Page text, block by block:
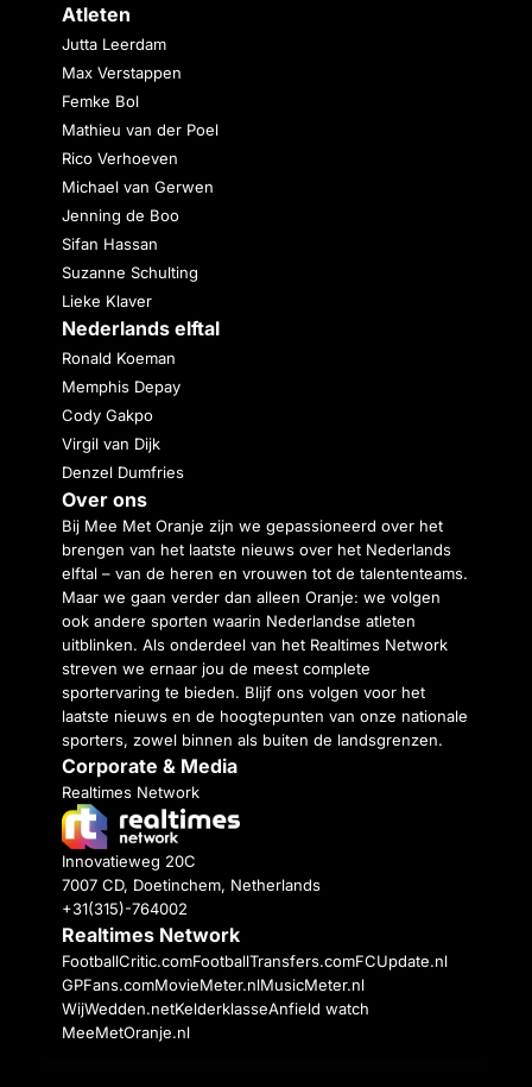
Atleten
Jutta Leerdam
Max Verstappen
Femke Bol
Mathieu van der Poel
Rico Verhoeven
Michael van Gerwen
Jenning de Boo
Sifan Hassan
Suzanne Schulting
Lieke Klaver
Nederlands elftal
Ronald Koeman
Memphis Depay
Cody Gakpo
Virgil van Dijk
Denzel Dumfries
Over ons
Bij Mee Met Oranje zijn we gepassioneerd over het
brengen van het laatste nieuws over het Nederlands
elftal – van de heren en vrouwen tot de talententeams.
Maar we gaan verder dan alleen Oranje: we volgen
ook andere sporten waarin Nederlandse atleten
uitblinken. Als onderdeel van het Realtimes Network
streven we ernaar jou de meest complete
sportervaring te bieden. Blijf ons volgen voor het
laatste nieuws en de hoogtepunten van onze nationale
sporters, zowel binnen als buiten de landsgrenzen.
Corporate & Media
Realtimes Network
Innovatieweg 20C
7007 CD, Doetinchem, Netherlands
+31(315)-764002
Realtimes Network
FootballCritic.comFootballTransfers.comFCUpdate.nl
GPFans.comMovieMeter.nlMusicMeter.nl
WijWedden.netKelderklasseAnfield watch
MeeMetOranje.nl